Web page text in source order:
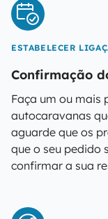
ESTABELECER
Confirmação
Faça um ou mais
autocaravanas
aguarde que os
que o seu pedido
confirmar a sua